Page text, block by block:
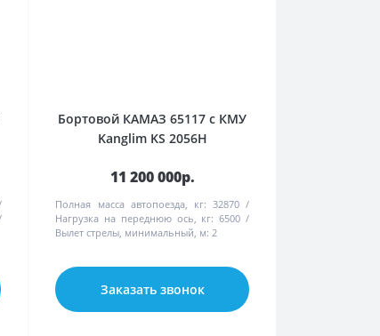
Бортовой КАМАЗ 65117 с КМУ
Kanglim KS 2056H
11 200 000р.
Полная масса автопоезда, кг: 32870
Нагрузка на переднюю ось, кг: 6500
Вылет стрелы, минимальный, м: 2
Заказать звонок